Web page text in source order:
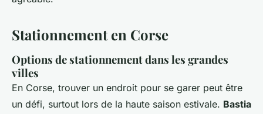
Stationnement en Corse
Options de stationnement dans les grandes
villes
En Corse, trouver un endroit pour se garer peut être
un défi, surtout lors de la haute saison estivale. Bastia